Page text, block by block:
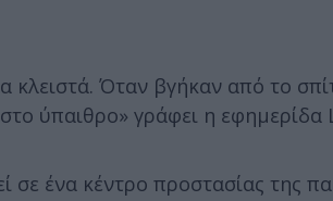
Όταν βγήκαν από το
ύπαιθρο» γράφει η εφημερίδα
σε ένα κέντρο προστασίας της